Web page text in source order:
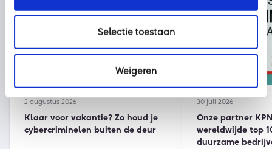
Selectie toestaan
Weigeren
2 augustus 2026
Klaar voor vakantie? Zo houd je
cybercriminelen buiten de deur
30 juli 2026
Onze partner
wereldwijde top
duurzame